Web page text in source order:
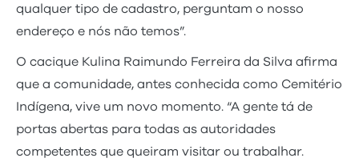
qualquer tipo de cadastro, perguntam o nosso
endereço e nós não temos”.
O cacique Kulina Raimundo Ferreira da Silva afirma
que a comunidade, antes conhecida como Cemitério
Indígena, vive um novo momento. “A gente tá de
portas abertas para todas as autoridades
competentes que queiram visitar ou trabalhar.